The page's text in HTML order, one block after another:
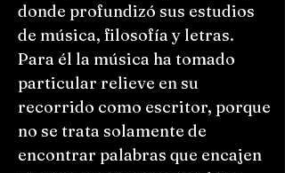
donde profundizó sus estudios
de música, filosofía y letras.
Para él la música ha tomado
particular relieve en su
recorrido como escritor, porque
no se trata solamente de
encontrar palabras que encajen